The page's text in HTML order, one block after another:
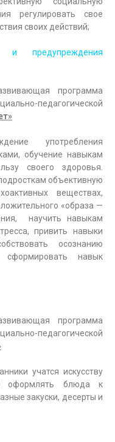
регулировать свое
своих действий;
и предупреждения
программа
педагогической
употребления
обучение навыкам
своего здоровья.
объективную
веществах,
«образа —
научить навыкам
привить навыки
осознанию
сформировать навык
программа
педагогической
учатся искусству
оформлять блюда к
закуски, десерты и